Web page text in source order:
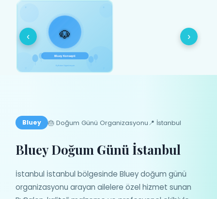
‹ ›
Bluey 🎂 Doğum Günü Organizasyonu📍 İstanbul
Bluey Doğum Günü İstanbul
İstanbul İstanbul bölgesinde Bluey doğum günü
organizasyonu arayan ailelere özel hizmet sunan